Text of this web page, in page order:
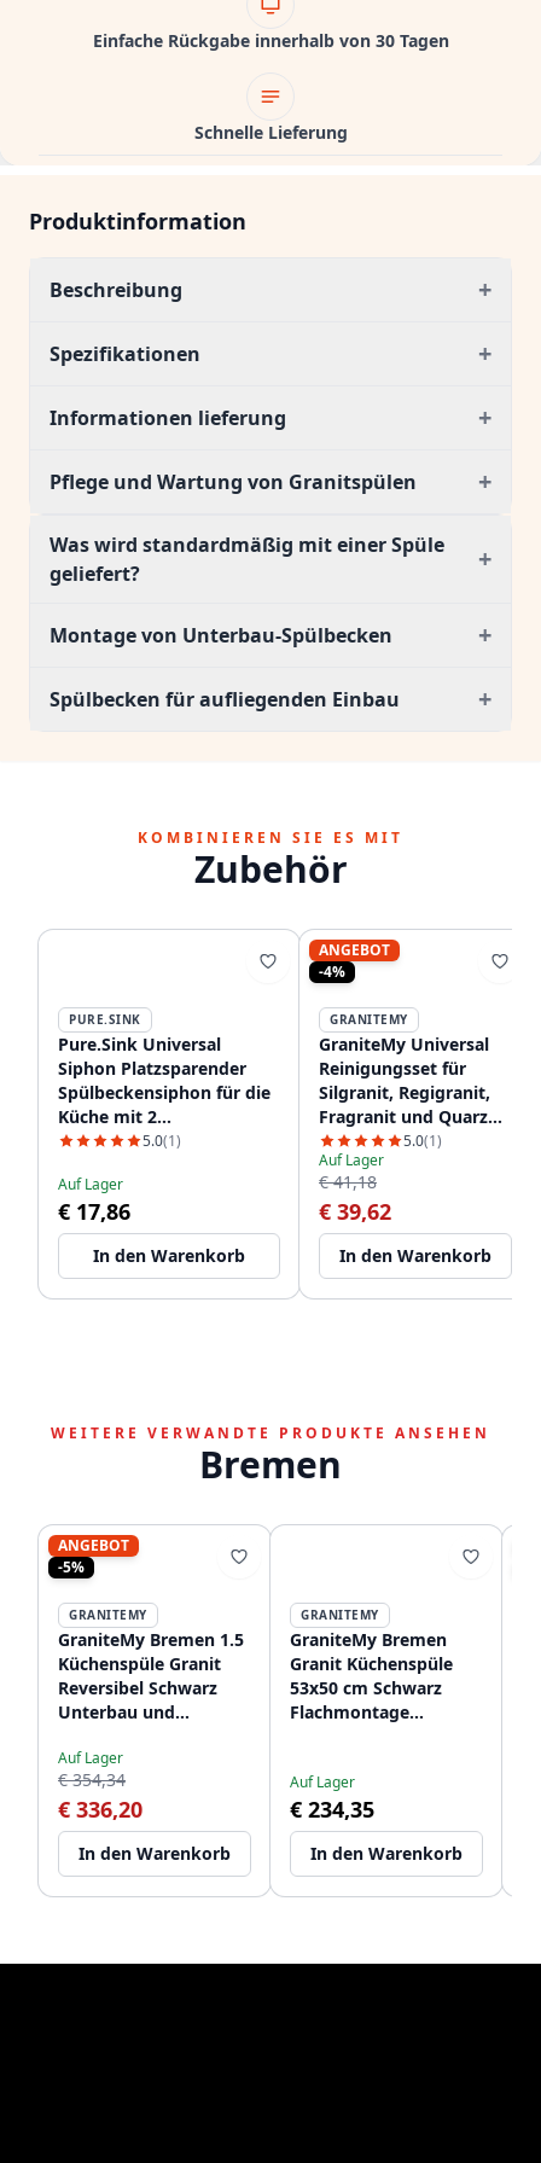
Einfache Rückgabe innerhalb von 30 Tagen
Schnelle Lieferung
Produktinformation
Beschreibung +
Spezifikationen +
Informationen lieferung +
Pflege und Wartung von Granitspülen +
Was wird standardmäßig mit einer Spüle
geliefert?
+
Montage von Unterbau-Spülbecken +
Spülbecken für aufliegenden Einbau +
KOMBINIEREN SIE ES MIT
Zubehör
PURE.SINK
Pure.Sink Universal
Siphon Platzsparender
Spülbeckensiphon für die
Küche mit 2
Geschirrspüleranschlüssen
5.0(1)
Auf Lager
€ 17,86
In den Warenkorb
ANGEBOT
-4%
GRANITEMY
GraniteMy Universal
Reinigungsset für
Silgranit, Regigranit,
Fragranit und Quarz
12089528665.0(1)
Auf Lager
€ 41,18
€ 39,62
In den Warenkorb
WEITERE VERWANDTE PRODUKTE ANSEHEN
Bremen
ANGEBOT
-5%
GRANITEMY
GraniteMy Bremen 1.5
Küchenspüle Granit
Reversibel Schwarz
Unterbau und
1208952250
Auf Lager
€ 354,34
€ 336,20
In den Warenkorb
GRANITEMY
GraniteMy Bremen
Granit Küchenspüle
53x50 cm Schwarz
Flachmontage
Hahnlochbank
1208952256
Auf Lager
€ 234,35
In den Warenkorb